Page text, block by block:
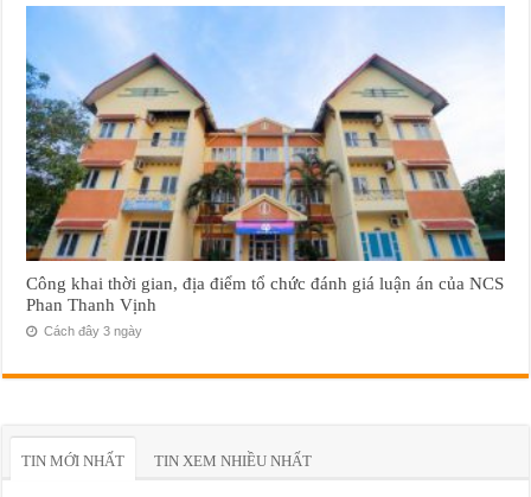
Công khai thời gian, địa điểm tổ chức đánh giá luận án của NCS
Phan Thanh Vịnh
Cách đây 3 ngày
TIN MỚI NHẤT TIN XEM NHIỀU NHẤT